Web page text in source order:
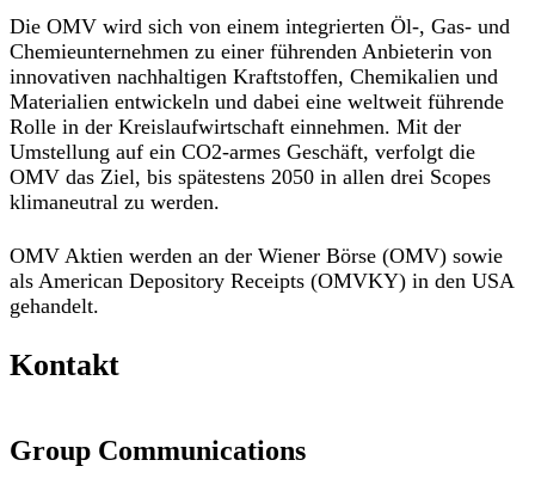
Die OMV wird sich von einem integrierten Öl-, Gas- und
Chemieunternehmen zu einer führenden Anbieterin von
innovativen nachhaltigen Kraftstoffen, Chemikalien und
Materialien entwickeln und dabei eine weltweit führende
Rolle in der Kreislaufwirtschaft einnehmen. Mit der
Umstellung auf ein CO2-armes Geschäft, verfolgt die
OMV das Ziel, bis spätestens 2050 in allen drei Scopes
klimaneutral zu werden.
OMV Aktien werden an der Wiener Börse (OMV) sowie
als American Depository Receipts (OMVKY) in den USA
gehandelt.
Kontakt
Group Communications